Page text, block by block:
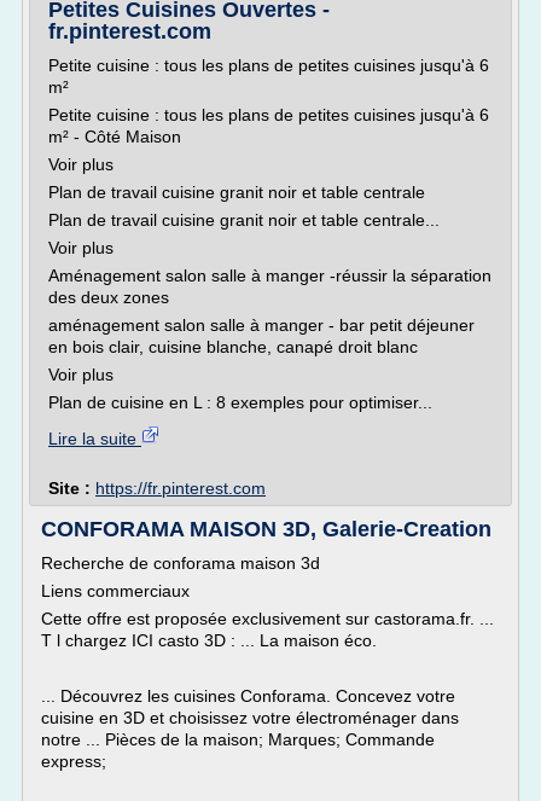
Petites Cuisines Ouvertes -
fr.pinterest.com
Petite cuisine : tous les plans de petites cuisines jusqu'à 6
m²
Petite cuisine : tous les plans de petites cuisines jusqu'à 6
m² - Côté Maison
Voir plus
Plan de travail cuisine granit noir et table centrale
Plan de travail cuisine granit noir et table centrale...
Voir plus
Aménagement salon salle à manger -réussir la séparation
des deux zones
aménagement salon salle à manger - bar petit déjeuner
en bois clair, cuisine blanche, canapé droit blanc
Voir plus
Plan de cuisine en L : 8 exemples pour optimiser...
Lire la suite
Site : https://fr.pinterest.com
CONFORAMA MAISON 3D, Galerie-Creation
Recherche de conforama maison 3d
Liens commerciaux
Cette offre est proposée exclusivement sur castorama.fr. ...
T l chargez ICI casto 3D : ... La maison éco.
... Découvrez les cuisines Conforama. Concevez votre
cuisine en 3D et choisissez votre électroménager dans
notre ... Pièces de la maison; Marques; Commande
express;